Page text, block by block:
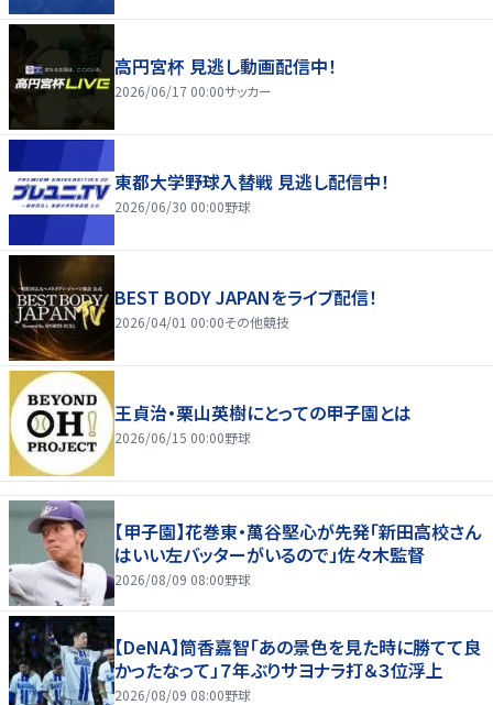
高円宮杯 見逃し動画配信中！
2026/06/17 00:00サッカー
東都大学野球入替戦 見逃し配信中！
2026/06/30 00:00野球
BEST BODY JAPANをライブ配信！
2026/04/01 00:00その他競技
王貞治・栗山英樹にとっての甲子園とは
2026/06/15 00:00野球
【甲子園】花巻東・萬谷堅心が先発「新田高校さん
はいい左バッターがいるので」佐々木監督
2026/08/09 08:00野球
【DeNA】筒香嘉智「あの景色を見た時に勝てて良
かったなって」７年ぶりサヨナラ打＆３位浮上
2026/08/09 08:00野球